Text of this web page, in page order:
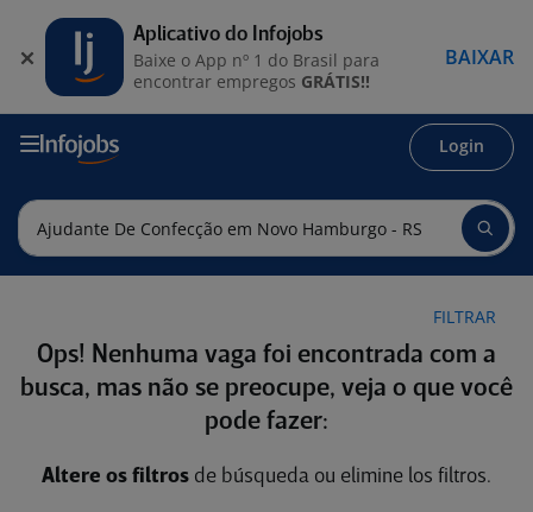
Login
FILTRAR
Ops! Nenhuma vaga foi encontrada com a
busca, mas não se preocupe, veja o que você
pode fazer:
Altere os filtros de búsqueda ou elimine los filtros.
Aplicativo do Infojobs
Baixe o App nº 1 do Brasil para
encontrar empregos GRÁTIS!!
BAIXAR